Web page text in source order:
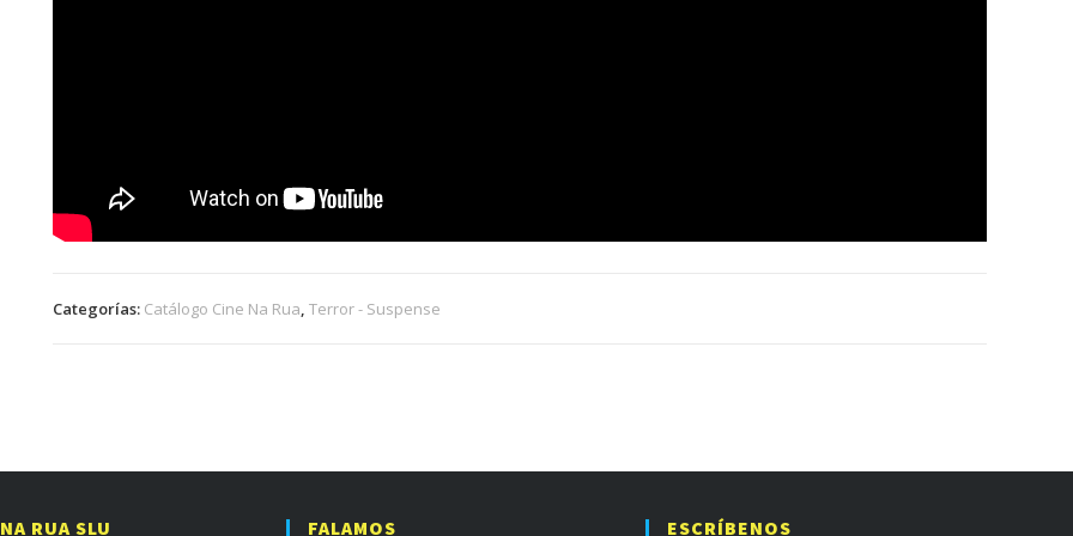
Categorías: Catálogo Cine Na Rua, Terror - Suspense
RUA SLU FALAMOS ESCRÍBENOS